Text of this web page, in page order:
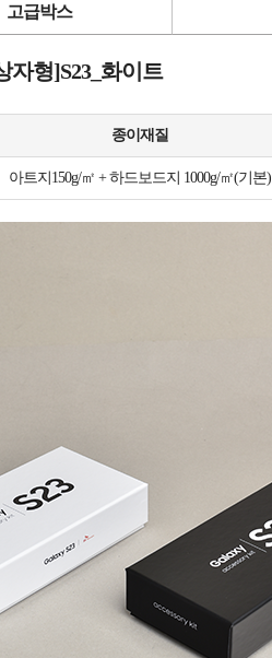
고급박스
자형]S23_화이트
종이재질
아트지150g/㎡ + 하드보드지 1000g/㎡(기본)